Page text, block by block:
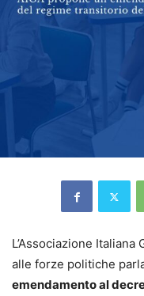
L’Associazione
alle forze politiche
emendamento al